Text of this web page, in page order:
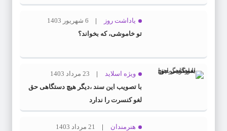
یاداشت روز
6 شهریور 1403
تو خاموشی، که بخواند؟
ویژه اسلاید
23 مرداد 1403
با تصویب این سند ،دیگر هیچ دستگاهی حق
لغو کنسرت را ندارد
هنرمندان
21 مرداد 1403